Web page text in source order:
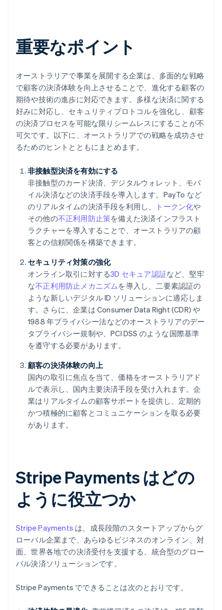
重要なポイント
オーストラリアで事業を展開する企業は、多面的な戦略
で顧客の決済体験を向上させることで、進化する顧客の
期待や技術の進歩に対応できます。多様な決済に関する
好みに対応し、セキュリティプロトコルを強化し、顧客
の決済プロセスを可能な限りシームレスにすることが不
可欠です。以下に、オーストラリアでの戦略を成功させ
るためのヒントとともにまとめます。
非接触型決済を有効にする
非接触型のカード決済、デジタルウォレット、モバ
イル決済などの決済手段を導入します。PayTo など
のリアルタイムの決済手段を利用し、
トークン化や
その他の不正利用防止策を備えた決済インフラスト
ラクチャーを導入することで、オーストラリアの顧
客との信頼関係を構築できます。
セキュリティ対策の強化
オンライン取引に対する3D セキュア認証など、堅牢
な不正利用防止メカニズムを導入し、二要素認証の
ような新しいデジタル ID ソリューションに適応しま
す。さらに、企業は Consumer Data Right (CDR) や
1988 年プライバシー法などのオーストラリアのデー
タプライバシー規制や、PCI DSS のような国際基準
を遵守する必要があります。
顧客の決済体験の向上
国内の取引に焦点を当て、価格をオーストラリアド
ルで表示し、国内主要決済手段を受け入れます。企
業はリアルタイムの顧客サポートを提供し、定期的
かつ積極的に顧客とコミュニケーションを取る必要
があります。
Stripe Payments はどの
ように役立つか
Stripe Payments は、成長段階のスタートアップからグ
ローバル企業まで、あらゆるビジネスのオンライン、対
面、世界各地での決済受付を支援する、統合型のグロー
バル決済ソリューションです。
Stripe Payments でできることは次のとおりです。